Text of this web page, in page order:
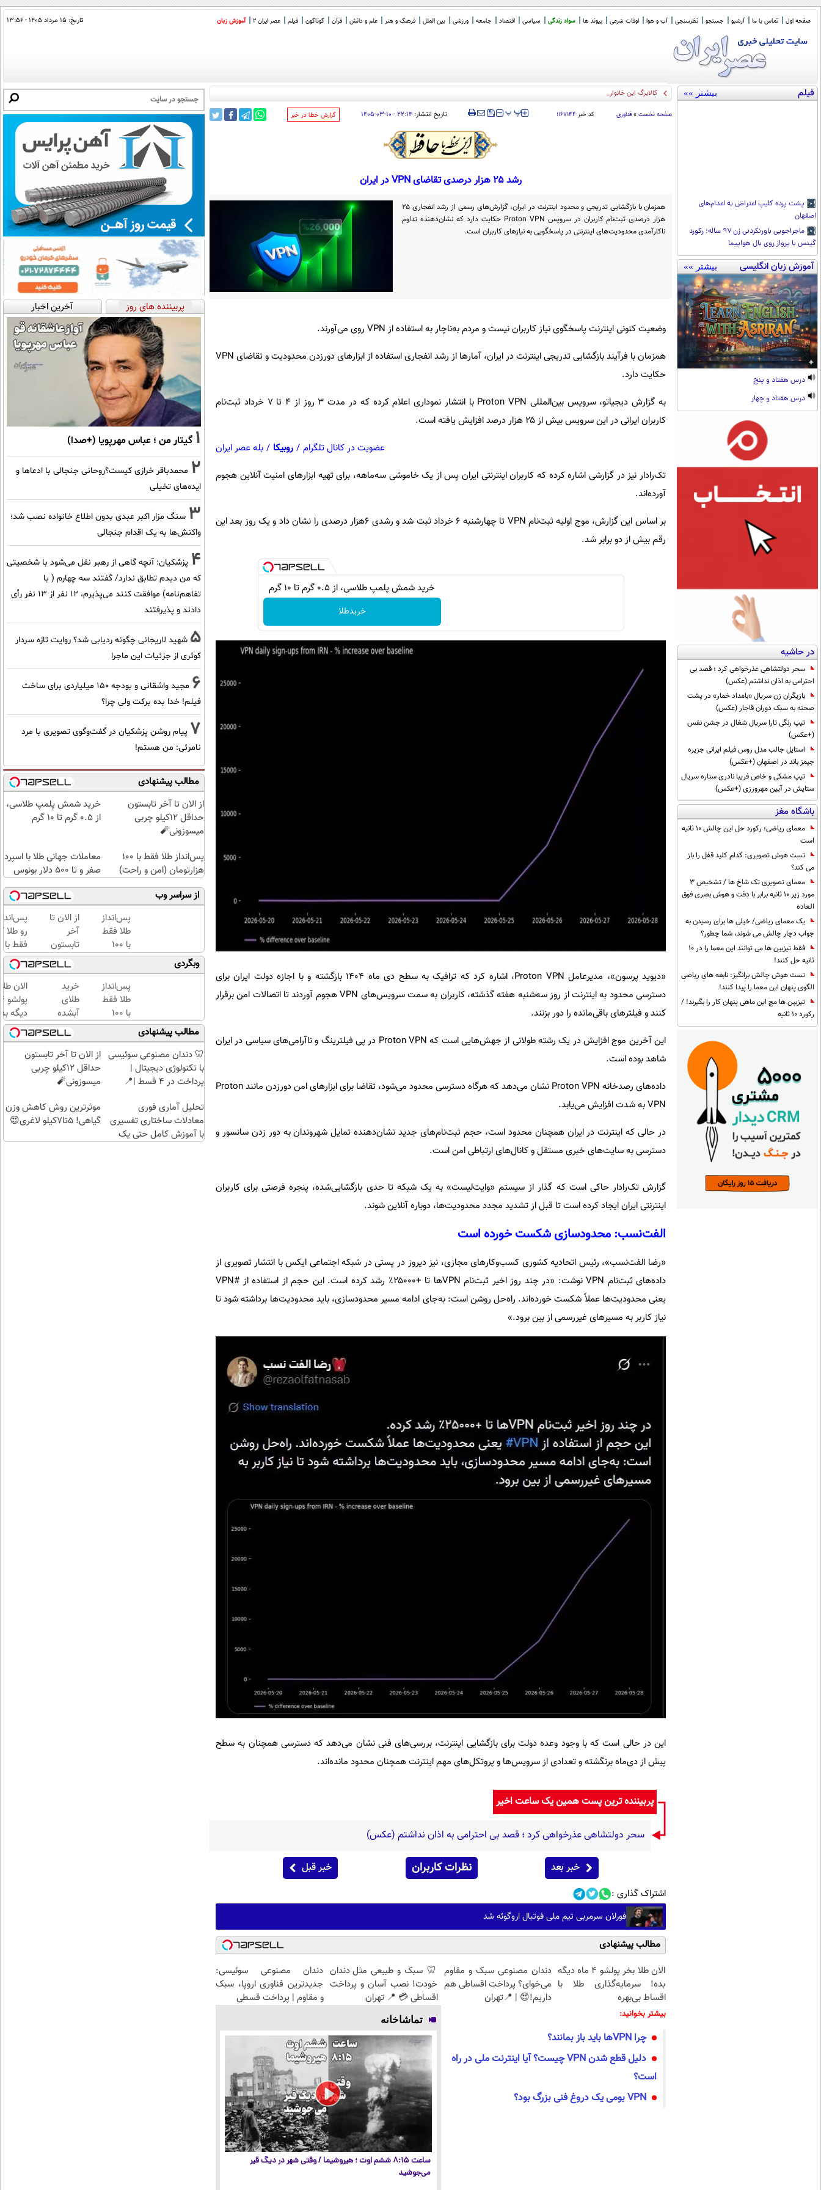
صفحه اول تماس با ما آرشیو جستجو نظرسنجی آب و هوا اوقات شرعی پیوند ها سواد زندگی سیاسی اقتصاد جامعه ورزشی بین الملل فرهنگ و هنر علم و دانش قرآن گوناگون فیلم عصر ایران 2 آموزش زبان تاریخ: ۱۵ مرداد ۱۴۰۵ - ۱۳:۵۶
فیلم بیشتر »»
پشت پرده کلیپ اعتراض به اعدام‌های
اصفهان
ماجراجویی باورنکردنی زن ۹۷ ساله؛ رکورد
گینس با پرواز روی بال هواپیما
آموزش زبان انگلیسی بیشتر »»
درس هفتاد و پنج
درس هفتاد و چهار
در حاشیه
سحر دولتشاهی عذرخواهی کرد ؛ قصد بی
احترامی به اذان نداشتم (عکس)
بازیگران زن سریال «بامداد خمار» در پشت
صحنه به سبک دوران قاجار (عکس)
تیپ رنگی تارا سریال شغال در جشن نفس
(+عکس)
استایل جالب مدل روس فیلم ایرانی جزیره
جیمز باند در اصفهان (+عکس)
تیپ مشکی و خاص فریبا نادری ستاره سریال
ستایش در آیین مهرورزی (+عکس)
باشگاه مغز
معمای ریاضی؛ رکورد حل این چالش 10 ثانیه
است
تست هوش تصویری: کدام کلید قفل را باز
می کند؟
معمای تصویری تک شاخ ها / تشخیص 3
مورد زیر 10 ثانیه برابر با دقت و هوش بصری فوق
العاده
یک معمای ریاضی/ خیلی ها برای رسیدن به
جواب دچار چالش می شوند، شما چطور؟
فقط تیزبین ها می توانند این معما را در 10
ثانیه حل کنند!
تست هوش چالش برانگیز: نابغه های ریاضی
الگوی پنهان این معما را پیدا کنند!
تیزبین ها مچ این ماهی پنهان کار را بگیرند! /
رکورد 10 ثانیه
کالابرگ این خانوارها شارژ شد
صفحه نخست » فناوری کد خبر ۱۱۶۷۱۴۴ ‍‍‍ پ پ تاریخ انتشار:۲۲:۱۴ - ۱۰-۰۳-۱۴۰۵ ‌گزارش خطا در خبر
رشد ۲۵ هزار درصدی تقاضای VPN در ایران
همزمان با بازگشایی تدریجی و محدود اینترنت در ایران، گزارش‌های رسمی از رشد انفجاری ۲۵
هزار درصدی ثبت‌نام کاربران در سرویس Proton VPN حکایت دارد که نشان‌دهنده تداوم
ناکارآمدی محدودیت‌های اینترنتی در پاسخگویی به نیازهای کاربران است.
وضعیت کنونی اینترنت پاسخگوی نیاز کاربران نیست و مردم به‌ناچار به استفاده از VPN روی می‌آورند.
همزمان با فرآیند بازگشایی تدریجی اینترنت در ایران، آمارها از رشد انفجاری استفاده از ابزارهای دورزدن محدودیت و تقاضای VPN
حکایت دارد.
به گزارش دیجیاتو، سرویس بین‌المللی Proton VPN با انتشار نموداری اعلام کرده که در مدت ۳ روز از ۴ تا ۷ خرداد ثبت‌نام
کاربران ایرانی در این سرویس بیش از ۲۵ هزار درصد افزایش یافته است.
عضویت در کانال تلگرام / روبیکا / بله عصر ایران
تک‌رادار نیز در گزارشی اشاره کرده که کاربران اینترنتی ایران پس از یک خاموشی سه‌ماهه، برای تهیه ابزارهای امنیت آنلاین هجوم
آورده‌اند.
بر اساس این گزارش، موج اولیه ثبت‌نام VPN تا چهارشنبه ۶ خرداد ثبت شد و رشدی ۶هزار درصدی را نشان داد و یک روز بعد این
رقم بیش از دو برابر شد.
خرید شمش پلمپ طلاسی، از ۰.۵ گرم تا ۱۰ گرم
خریدطلا
«دیوید پرسون»، مدیرعامل Proton VPN، اشاره کرد که ترافیک به سطح دی ماه ۱۴۰۴ بازگشته و با اجازه دولت ایران برای
دسترسی محدود به اینترنت از روز سه‌شنبه هفته گذشته، کاربران به سمت سرویس‌های VPN هجوم آوردند تا اتصالات امن برقرار
کنند و فیلترهای باقی‌مانده را دور بزنند.
این آخرین موج افزایش در یک رشته طولانی از جهش‌هایی است که Proton VPN در پی فیلترینگ و ناآرامی‌های سیاسی در ایران
شاهد بوده است.
داده‌های رصدخانه Proton VPN نشان می‌دهد که هرگاه دسترسی محدود می‌شود، تقاضا برای ابزارهای امن دورزدن مانند Proton
VPN به شدت افزایش می‌یابد.
در حالی که اینترنت در ایران همچنان محدود است، حجم ثبت‌نام‌های جدید نشان‌دهنده تمایل شهروندان به دور زدن سانسور و
دسترسی به سایت‌های خبری مستقل و کانال‌های ارتباطی امن است.
گزارش تک‌رادار حاکی است که گذار از سیستم «وایت‌لیست» به یک شبکه تا حدی بازگشایی‌شده، پنجره فرصتی برای کاربران
اینترنتی ایران ایجاد کرده است تا قبل از تشدید مجدد محدودیت‌ها، دوباره آنلاین شوند.
الفت‌نسب: محدودسازی شکست‌ خورده است
«رضا الفت‌نسب»، رئیس اتحادیه کشوری کسب‌وکارهای مجازی، نیز دیروز در پستی در شبکه اجتماعی ایکس با انتشار تصویری از
داده‌های ثبت‌نام VPN نوشت: «در چند روز اخیر ثبت‌نام VPNها تا +۲۵۰۰۰٪ رشد کرده است. این حجم از استفاده از #VPN
یعنی محدودیت‌ها عملاً شکست خورده‌اند. راه‌حل روشن است: به‌جای ادامه مسیر محدودسازی، باید محدودیت‌ها برداشته شود تا
نیاز کاربر به مسیرهای غیررسمی از بین برود.»
این در حالی است که با وجود وعده دولت برای بازگشایی اینترنت، بررسی‌های فنی نشان می‌دهد که دسترسی همچنان به سطح
پیش از دی‌ماه برنگشته و تعدادی از سرویس‌ها و پروتکل‌های مهم اینترنت همچنان محدود مانده‌اند.
پربیننده ترین پست همین یک ساعت اخیر
سحر دولتشاهی عذرخواهی کرد ؛ قصد بی احترامی به اذان نداشتم (عکس)
خبر بعد نظرات کاربران خبر قبل
اشتراک گذاری :
فورلان سرمربی تیم ملی فوتبال اروگوئه شد
مطالب پیشنهادی
الان طلا بخر پولشو 4 ماه دیگه
بده! سرمایه‌گذاری طلا با
اقساط بی‌بهره
دندان مصنوعی سبک و مقاوم
می‌خوای؟ پرداخت اقساطی هم
داریم!😍 | 📍تهران
🦷 سبک و طبیعی مثل دندان
خودت! نصب آسان و پرداخت
اقساطی 💳 📍 تهران
دندان مصنوعی سوئیسی:
جدیدترین فناوری اروپا، سبک
و مقاوم | پرداخت قسطی
بیشتر بخوانید:
چرا VPNها باید باز بمانند؟
دلیل قطع شدن VPN چیست؟ آیا اینترنت ملی در راه
است؟
VPN بومی یک دروغ فنی بزرگ بود؟
تماشاخانه
ساعت ۸:۱۵ ششم اوت ؛ هیروشیما / وقتی شهر در دیگ قیر
می‌جوشید
پربیننده های روز آخرین اخبار
1 گیتار من ؛ عباس مهرپویا (+صدا)
2 محمدباقر خرازی کیست؟روحانی جنجالی با ادعاها و
ایده‌های تخیلی
3 سنگ مزار اکبر عبدی بدون اطلاع خانواده نصب شد؛
واکنش‌ها به یک اقدام جنجالی
4 پزشکیان‌: آنچه گاهی از رهبر نقل می‌شود با شخصیتی
که من دیدم تطابق ندارد/ گفتند سه چهارم ( با
تفاهم‌نامه) موافقت کنند می‌پذیرم، 12 نفر از 13 نفر رأی
دادند و پذیرفتند
5 شهید لاریجانی چگونه ردیابی شد؟ روایت تازه سردار
کوثری از جزئیات این ماجرا
6
مجید واشقانی و بودجه 150 میلیاردی برای ساخت
فیلم! خدا بده برکت ولی چرا؟
7 پیام روشن پزشکیان در گفت‌و‌گوی تصویری با مرد
نامرئی: من هستم!
مطالب پیشنهادی
از الان تا آخر تابستون
حداقل 12کیلو چربی
میسوزونی🧨
خرید شمش پلمپ طلاسی،
از ۰.۵ گرم تا ۱۰ گرم
پس‌انداز طلا فقط با ۱۰۰
هزارتومان (امن و راحت)
معاملات جهانی طلا با اسپرد
صفر و تا ۵۰۰ دلار بونوس
از سراسر وب
پس‌انداز
طلا فقط
با ۱۰۰
هزارتومان
(امن و
راحت)
از الان تا
آخر
تابستون
حداقل
12کیلو
چربی
میسوزونی
🧨
رو طلا
فقط با
کلیک با
مبلغ...
وبگردی
پس‌انداز
طلا فقط
با ۱۰۰
هزارتومان
(امن و
راحت)
خرید
طلای
آبشده
حتی با
۱۰۰هزارتومان
الان
دیگه
طلا با
بی‌بهره
مطالب پیشنهادی
🦷 دندان مصنوعی سوئیسی
با تکنولوژی دیجیتال |
پرداخت در 4 قسط |📍
از الان تا آخر تابستون
حداقل 12کیلو چربی
میسوزونی🧨
تحلیل آماری فوری
معادلات ساختاری تفسیری
با آموزش کامل حتی یک
موثرترین روش کاهش وزن
گیاهی! 5تا۷کیلو لاغری😍